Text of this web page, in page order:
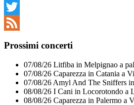
Facebook
Twitter
Prossimi concerti
07/08/26 Litfiba in Melpignao a
07/08/26 Caparezza in Catania a
07/08/26 Amyl And The Sniffers in
08/08/26 I Cani in Locorotondo a
08/08/26 Caparezza in Palermo a